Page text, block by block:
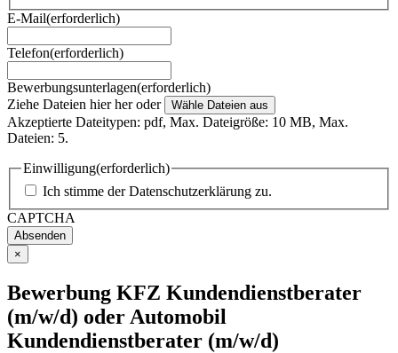
E-Mail(erforderlich)
Telefon(erforderlich)
Bewerbungsunterlagen(erforderlich)
Ziehe Dateien hier her oder
Wähle Dateien aus
Akzeptierte Dateitypen: pdf, Max. Dateigröße: 10 MB, Max.
Dateien: 5.
Einwilligung(erforderlich)
Ich stimme derDatenschutzerklärung zu.
CAPTCHA
×
Bewerbung KFZ Kundendienstberater
(m/w/d) oder Automobil
Kundendienstberater (m/w/d)